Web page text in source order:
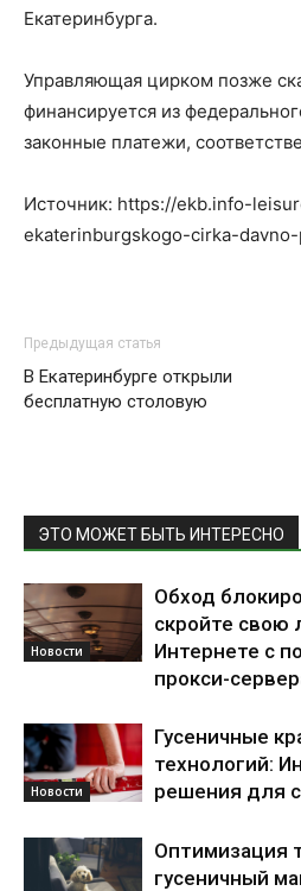
Екатеринбурга.
Управляющая цирком позже
финансируется из
законные платежи,
Источник: https://ekb.info-
ekaterinburgskogo-cirka-
Предыдущая статья
В Екатеринбурге открыли
бесплатную столовую
ЭТО МОЖЕТ БЫТЬ ИНТЕРЕСНО
Новости
Обход
скройте свою
Интернете с
прокси-
Новости
Гусеничные
технологий:
решения для
Оптимизация
гусеничный